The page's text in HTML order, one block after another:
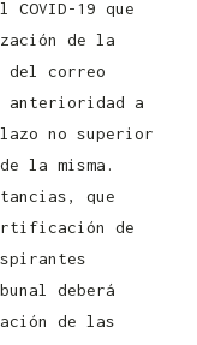
19 que
de la
del correo
anterioridad a
no superior
la misma.
que
de
deberá
de las